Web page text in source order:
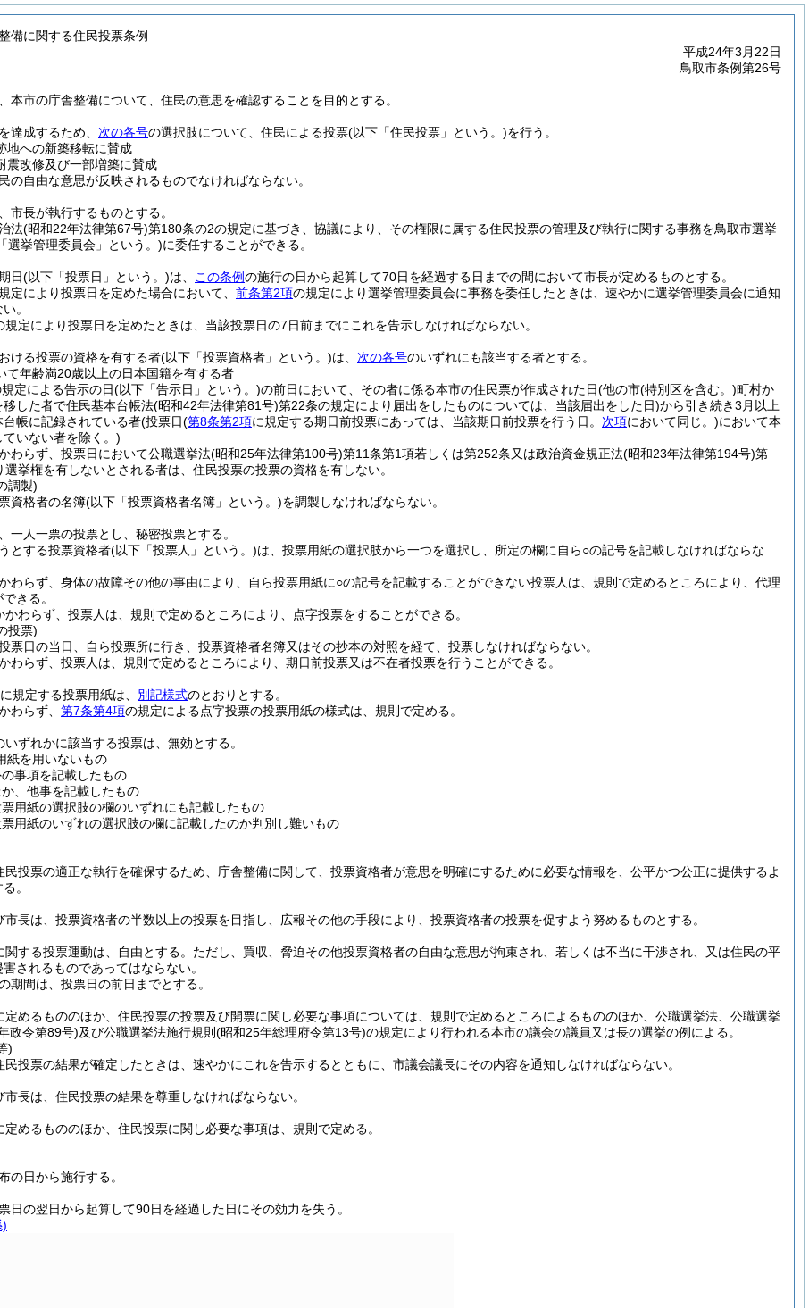
備に関する住民投票条例
平成24年3月22日
鳥取市条例第26号
本市の庁舎整備について、住民の意思を確認することを目的とする。
達成するため、 次の各号の選択肢について、住民による投票(以下「住民投票」という。)を行う。
地への新築移転に賛成
震改修及び一部増築に賛成
の自由な意思が反映されるものでなければならない。
市長が執行するものとする。
法(昭和22年法律第67号)第180条の2の規定に基づき、協議により、その権限に属する住民投票の管理及び執行に関する事務を鳥取市選挙
選挙管理委員会」という。)に委任することができる。
日(以下「投票日」という。)は、 この条例の施行の日から起算して70日を経過する日までの間において市長が定めるものとする。
定により投票日を定めた場合において、 前条第2項の規定により選挙管理委員会に事務を委任したときは、速やかに選挙管理委員会に通知
。
規定により投票日を定めたときは、当該投票日の7日前までにこれを告示しなければならない。
ける投票の資格を有する者(以下「投票資格者」という。)は、 次の各号のいずれにも該当する者とする。
て年齢満20歳以上の日本国籍を有する者
定による告示の日(以下「告示日」という。)の前日において、その者に係る本市の住民票が作成された日(他の市(特別区を含む。)町村か
移した者で住民基本台帳法(昭和42年法律第81号)第22条の規定により届出をしたものについては、当該届出をした日)から引き続き3月以上
帳に記録されている者(投票日(第8条第2項に規定する期日前投票にあっては、当該期日前投票を行う日。 次項において同じ。)において本
いない者を除く。)
わらず、投票日において公職選挙法(昭和25年法律第100号)第11条第1項若しくは第252条又は政治資金規正法(昭和23年法律第194号)第
挙権を有しないとされる者は、住民投票の投票の資格を有しない。
調製)
資格者の名簿(以下「投票資格者名簿」という。)を調製しなければならない。
一人一票の投票とし、秘密投票とする。
とする投票資格者(以下「投票人」という。)は、投票用紙の選択肢から一つを選択し、所定の欄に自ら○の記号を記載しなければならな
わらず、身体の故障その他の事由により、自ら投票用紙に○の記号を記載することができない投票人は、規則で定めるところにより、代理
きる。
かわらず、投票人は、規則で定めるところにより、点字投票をすることができる。
投票)
票日の当日、自ら投票所に行き、投票資格者名簿又はその抄本の対照を経て、投票しなければならない。
わらず、投票人は、規則で定めるところにより、期日前投票又は不在者投票を行うことができる。
に規定する投票用紙は、 別記様式のとおりとする。
わらず、 第7条第4項の規定による点字投票の投票用紙の様式は、規則で定める。
いずれかに該当する投票は、無効とする。
紙を用いないもの
事項を記載したもの
、他事を記載したもの
用紙の選択肢の欄のいずれにも記載したもの
用紙のいずれの選択肢の欄に記載したのか判別し難いもの
民投票の適正な執行を確保するため、庁舎整備に関して、投票資格者が意思を明確にするために必要な情報を、公平かつ公正に提供するよ
。
市長は、投票資格者の半数以上の投票を目指し、広報その他の手段により、投票資格者の投票を促すよう努めるものとする。
関する投票運動は、自由とする。 ただし、買収、脅迫その他投票資格者の自由な意思が拘束され、若しくは不当に干渉され、又は住民の平
されるものであってはならない。
期間は、投票日の前日までとする。
定めるもののほか、住民投票の投票及び開票に関し必要な事項については、規則で定めるところによるもののほか、公職選挙法、公職選挙
政令第89号)及び公職選挙法施行規則 (昭和25年総理府令第13号)の規定により行われる本市の議会の議員又は長の選挙の例による。
)
民投票の結果が確定したときは、速やかにこれを告示するとともに、市議会議長にその内容を通知しなければならない。
市長は、住民投票の結果を尊重しなければならない。
定めるもののほか、住民投票に関し必要な事項は、規則で定める。
の日から施行する。
日の翌日から起算して90日を経過した日にその効力を失う。
)